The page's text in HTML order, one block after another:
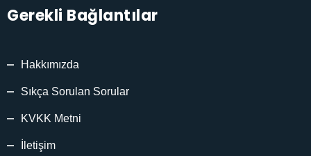
Gerekli Bağlantılar
Hakkımızda
Sıkça Sorulan Sorular
KVKK Metni
İletişim